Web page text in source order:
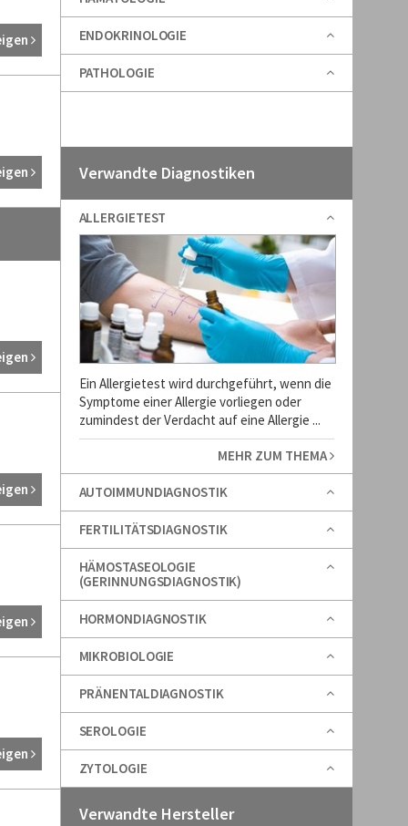
ENDOKRINOLOGIE
PATHOLOGIE
Verwandte Diagnostiken
ALLERGIETEST
Ein Allergietest wird durchgeführt, wenn die
Symptome einer Allergie vorliegen oder
zumindest der Verdacht auf eine Allergie ...
MEHR ZUM THEMA
AUTOIMMUNDIAGNOSTIK
FERTILITÄTSDIAGNOSTIK
HÄMOSTASEOLOGIE
(GERINNUNGSDIAGNOSTIK)
HORMONDIAGNOSTIK
MIKROBIOLOGIE
PRÄNENTALDIAGNOSTIK
SEROLOGIE
ZYTOLOGIE
Verwandte Hersteller